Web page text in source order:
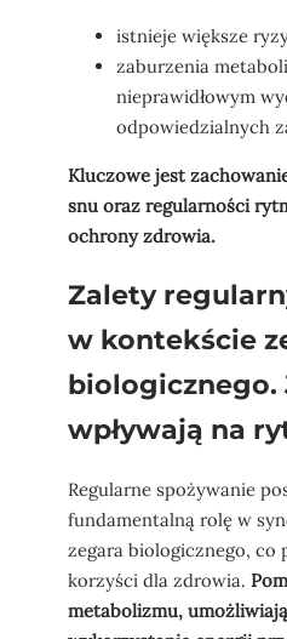
istnieje większe
zaburzenia
nieprawidłowym
odpowiedzialnych
Kluczowe jest
snu oraz regularności
ochrony zdrowia.
Zalety
w kontekście
biologicznego.
wpływają na
Regularne spożywanie
fundamentalną rolę w
zegara biologicznego, co
korzyści dla zdrowia.
metabolizmu,